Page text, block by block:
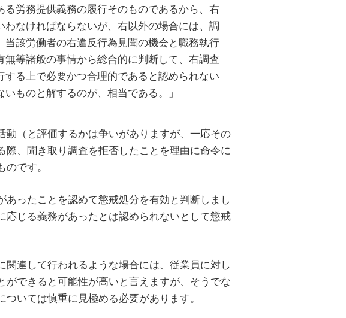
労務提供義務の履行そのものであるから、右
なければならないが、右以外の場合には、調
該労働者の右違反行為見聞の機会と職務執行
等諸般の事情から総合的に判断して、右調査
る上で必要かつ合理的であると認められない
ものと解するのが、相当である。」
動（と評価するかは争いがありますが、一応その
際、聞き取り調査を拒否したことを理由に命令に
です。
ったことを認めて懲戒処分を有効と判断しまし
じる義務があったとは認められないとして懲戒
連して行われるような場合には、従業員に対し
できると可能性が高いと言えますが、そうでな
いては慎重に見極める必要があります。